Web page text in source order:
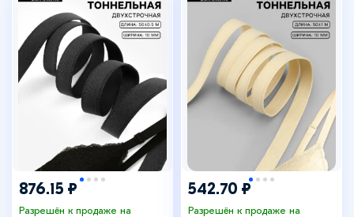
876.15 ₽
Разрешён к продаже на
542.70 ₽
Разрешён к продаже на